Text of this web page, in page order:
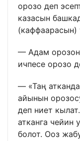
орозо деп
казасын
(каффаарасын)
— Адам
ичпесе орозо
— «Таң
айынын
деп ниет
атканга чейин
болот. Ооз